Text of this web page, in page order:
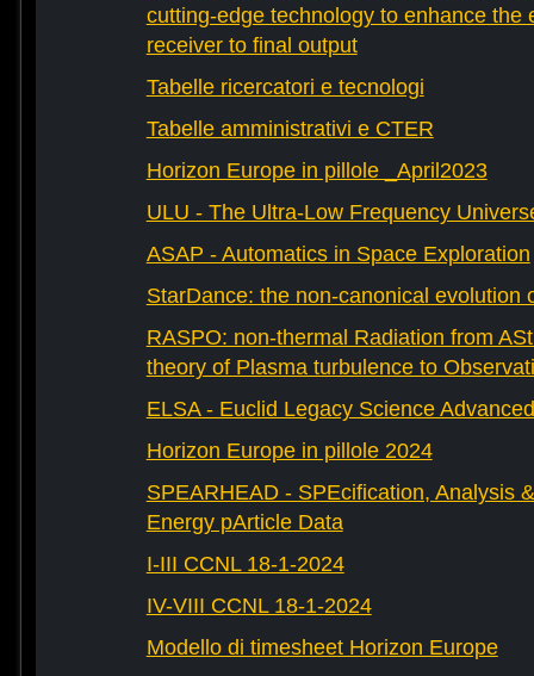
cutting-edge technology to enhance the
receiver to final output
Tabelle ricercatori e tecnologi
Tabelle amministrativi e CTER
Horizon Europe in pillole _April2023
ULU - The Ultra-Low Frequency
ASAP - Automatics in Space Exploration
StarDance: the non-canonical evolution
RASPO: non-thermal Radiation from
theory of Plasma turbulence to
ELSA - Euclid Legacy Science
Horizon Europe in pillole 2024
SPEARHEAD - SPEcification, Analysis
Energy pArticle Data
I-III CCNL 18-1-2024
IV-VIII CCNL 18-1-2024
Modello di timesheet Horizon Europe